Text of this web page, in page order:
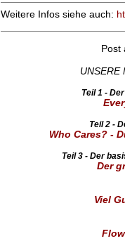
Weitere Infos siehe auch:
Post
UNSERE
Teil 1 -
Teil 2 -
Who Cares? -
Teil 3 - Der
Der
Viel